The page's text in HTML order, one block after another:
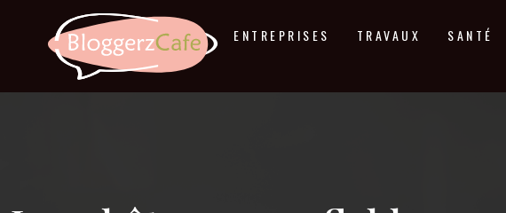
ENTREPRISES TRAVAUX SANTÉ